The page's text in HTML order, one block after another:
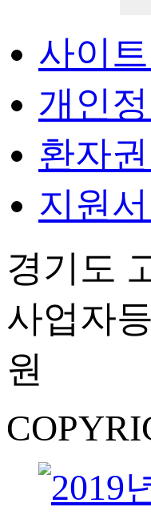
ο
사이
개인
환자
지원
경기도
사업자
원